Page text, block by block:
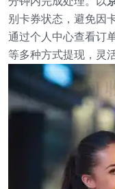
别卡券状态，避免因
通过个人中心查看订
等多种方式提现，灵